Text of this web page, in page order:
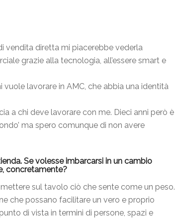
vendita diretta mi piacerebbe vederla
grazie alla tecnologia, all’essere smart e
vuole lavorare in AMC, che abbia una identità
a chi deve lavorare con me. Dieci anni però è
ma spero comunque di non avere
Se volesse imbarcarsi in un cambio
concretamente?
sul tavolo ciò che sente come un peso.
che possano facilitare un vero e proprio
di vista in termini di persone, spazi e